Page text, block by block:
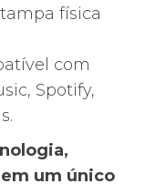
física
com
Spotify,
um único